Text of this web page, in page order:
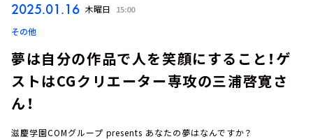
2025.01.16 木曜日 15:00
その他
夢は自分の作品で人を笑顔にすること！ゲ
ストはCGクリエーター専攻の三浦啓寛さ
ん！
滋慶学園COMグループ presents あなたの夢はなんですか？